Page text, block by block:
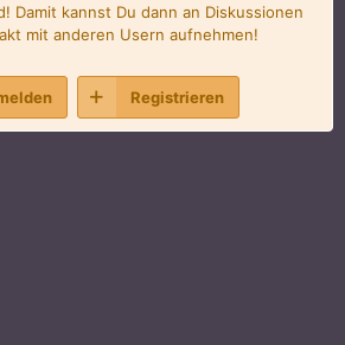
Damit kannst Du dann an Diskussionen
mit anderen Usern aufnehmen!
Registrieren